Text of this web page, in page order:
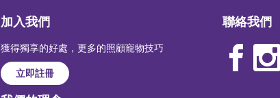
加入我們
獲得獨享的好處，更多的照顧寵物技巧
立即註冊
聯絡我們